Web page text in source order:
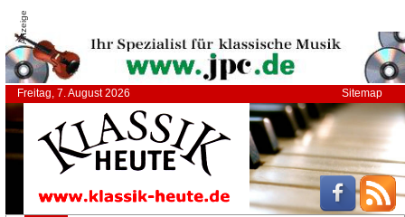
Anzeige
Freitag, 7. August 2026 Sitemap